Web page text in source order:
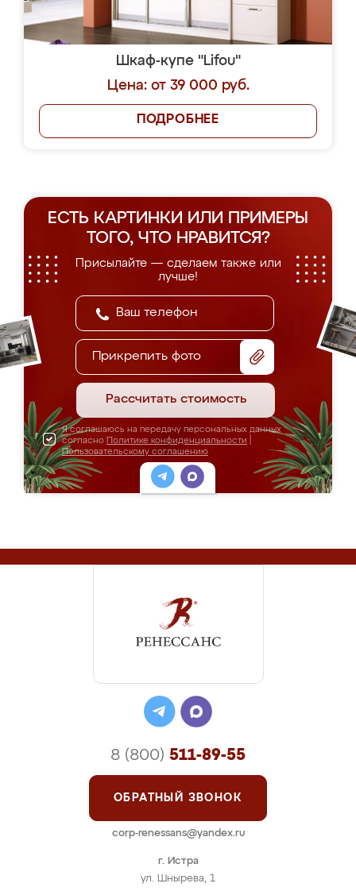
Шкаф-купе "Lifou"
Цена: от 39 000 руб.
ПОДРОБНЕЕ
ЕСТЬ КАРТИНКИ ИЛИ ПРИМЕРЫ
ТОГО, ЧТО НРАВИТСЯ?
Присылайте — сделаем также или
лучше!
Прикрепить фото
Рассчитать стоимость
Я соглашаюсь на передачу персональных данных
согласно Политике конфиденциальности
Пользовательскому соглашению
г. Истра
ул. Шнырева, 1
8 (800) 511-89-55
ОБРАТНЫЙ ЗВОНОК
corp-renessans@yandex.ru